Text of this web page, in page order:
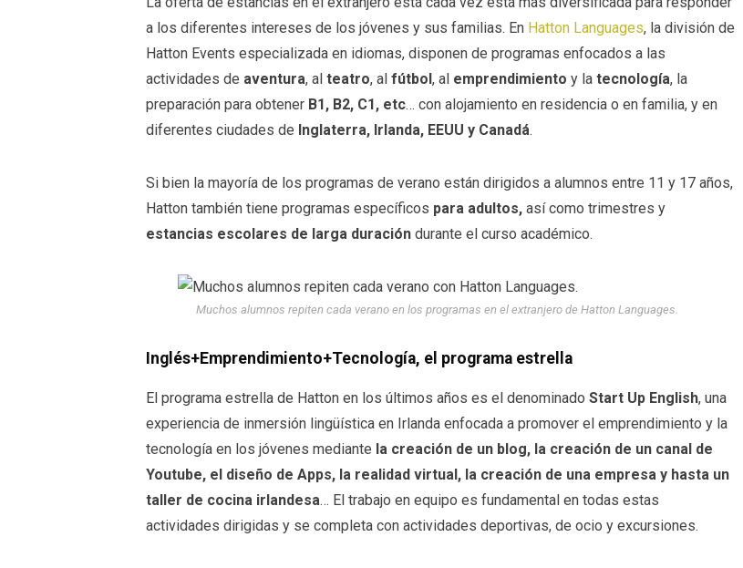
a los diferentes intereses de los jóvenes y sus familias. En Hatton Languages, la división de
Hatton Events especializada en idiomas, disponen de programas enfocados a las
actividades de aventura, alteatro, alfútbol, al emprendimiento y latecnología, la
preparación para obtener B1, B2, C1, etc… con alojamiento en residencia o en familia, y en
diferentes ciudades de Inglaterra, Irlanda, EEUU y Canadá.
Si bien la mayoría de los programas de verano están dirigidos a alumnos entre 11 y 17 años,
Hatton también tiene programas específicos para adultos, así como trimestres y
estancias escolares de larga duración durante el curso académico.
Muchos alumnos repiten cada verano en los programas en el extranjero de Hatton Languages.
Inglés+Emprendimiento+Tecnología, el programa estrella
El programa estrella de Hatton en los últimos años es el denominadoStart Up English, una
experiencia de inmersión lingüística en Irlanda enfocada a promover el emprendimiento y la
tecnología en los jóvenes mediante la creación de un blog, la creación de un canal de
Youtube, el diseño de Apps, la realidad virtual, la creación de una empresa y hasta un
taller de cocina irlandesa… El trabajo en equipo es fundamental en todas estas
actividades dirigidas y se completa con actividades deportivas, de ocio y excursiones.